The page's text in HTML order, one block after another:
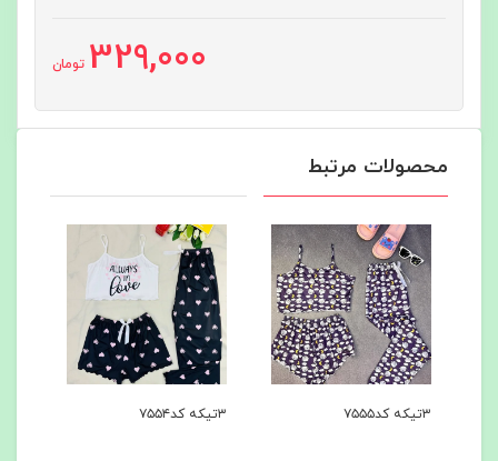
329,000 تومان
محصولات مرتبط
۳تیکه کد۷۵۵۴ ۳تیکه کد۷۵۵۳